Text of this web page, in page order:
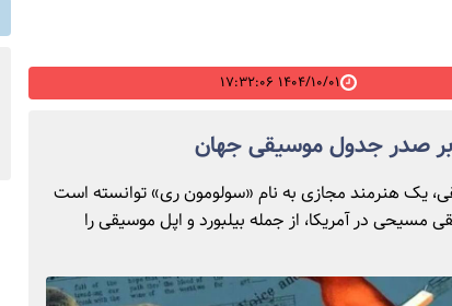
۱۴۰۴/۱۰/۰۱ ۱۷:۳۲:۰۶
صدر جدول موسیقی جهان
یک هنرمند مجازی به نام «سولومون ری» توانسته است
در آمریکا، از جمله بیلبورد و اپل موسیقی را